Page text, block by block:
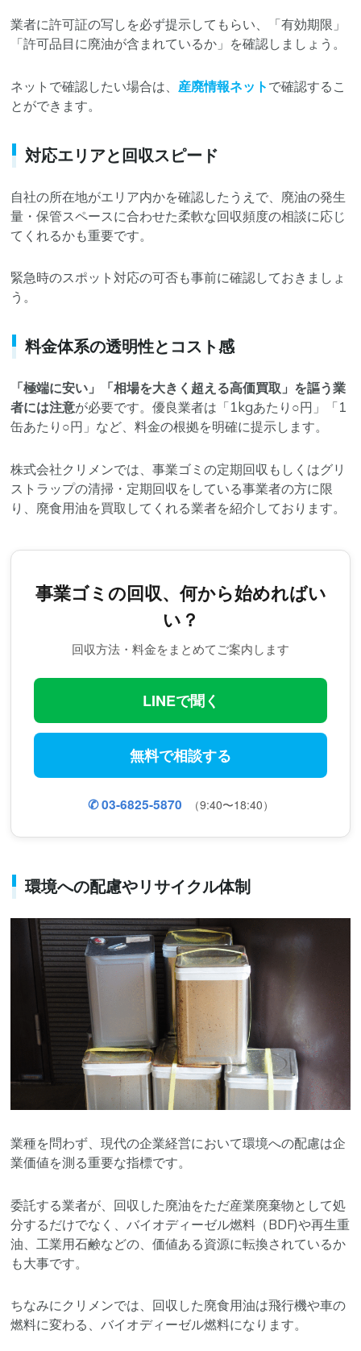
業者に許可証の写しを必ず提示してもらい、「有効期限」
「許可品目に廃油が含まれているか」を確認しましょう。
ネットで確認したい場合は、 産廃情報ネット で確認するこ
とができます。
対応エリアと回収スピード
自社の所在地がエリア内かを確認したうえで、廃油の発生
量・保管スペースに合わせた柔軟な回収頻度の相談に応じ
てくれるかも重要です。
緊急時のスポット対応の可否も事前に確認しておきましょ
う。
料金体系の透明性とコスト感
「極端に安い」「相場を大きく超える高価買取」を謳う業
者には注意が必要です。優良業者は「1kgあたり○円」「1
缶あたり○円」など、料金の根拠を明確に提示します。
株式会社クリメンでは、事業ゴミの定期回収もしくはグリ
ストラップの清掃・定期回収をしている事業者の方に限
り、廃食用油を買取してくれる業者を紹介しております。
事業ゴミの回収、何から始めればい
い？
回収方法・料金をまとめてご案内します
LINEで聞く
無料で相談する
✆ 03-6825-5870 （9:40〜18:40）
環境への配慮やリサイクル体制
業種を問わず、現代の企業経営において環境への配慮は企
業価値を測る重要な指標です。
委託する業者が、回収した廃油をただ産業廃棄物として処
分するだけでなく、バイオディーゼル燃料（BDF)や再生重
油、工業用石鹸などの、価値ある資源に転換されているか
も大事です。
ちなみにクリメンでは、回収した廃食用油は飛行機や車の
燃料に変わる、バイオディーゼル燃料になります。